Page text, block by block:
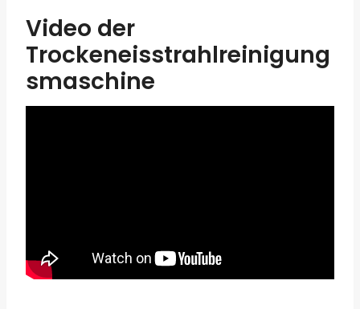
Video der
Trockeneisstrahlreinigung
smaschine